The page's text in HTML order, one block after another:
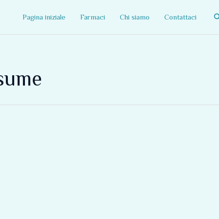
Pagina iniziale Farmaci Chi siamo Contattaci